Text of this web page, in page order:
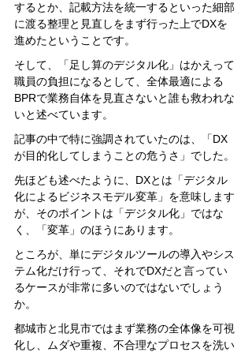
するとか、記載方法を統一するといった細部
に渡る整理と見直しをまず行った上でDXを
進めたということです。
そして、「足し算のデジタル化」はかえって
職員の負担になるとして、全体最適による
BPRで業務自体を見直さないと誰も救われな
いと述べています。
記事の中で特に強調されていたのは、「DX
が目的化してしまうことの危うさ」でした。
先ほども述べたように、DXとは「デジタル
化によるビジネスモデル変革」を意味します
が、そのポイントは「デジタル化」ではな
く、「変革」のほうにあります。
ところが、単にデジタルツールの導入やシス
テム化だけ行って、それでDXだと言ってい
るケースが非常に多いのではないでしょう
か。
都城市と北見市ではまず業務の全体像を可視
化し、ムダや重複、不合理なプロセスを洗い